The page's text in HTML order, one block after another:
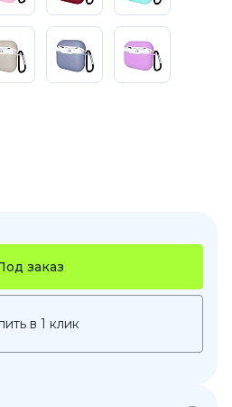
заказ
в 1 клик